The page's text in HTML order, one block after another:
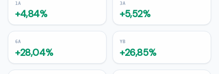
1A
+4,84%
3A
+5,52%
6A
+28,04%
YB
+26,85%